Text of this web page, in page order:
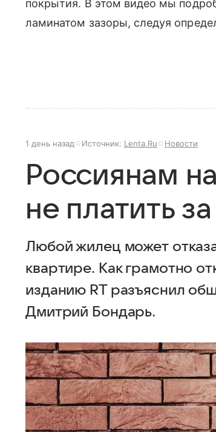
покрытия. В этом видео мы
ламинатом зазоры, следуя
1 день назад Источник: Lenta.Ru Новости
Россиянам
не платить
Любой жилец может
квартире. Как грамотно
изданию RT разъяснил
Дмитрий Бондарь.